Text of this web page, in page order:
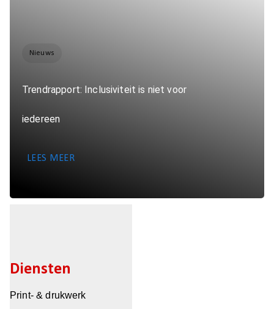
Nieuws
Trendrapport: Inclusiviteit is niet voor
iedereen
LEES MEER
Diensten
Print- & drukwerk